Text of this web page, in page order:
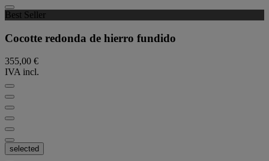
Best Seller
Cocotte redonda de hierro fundido
355,00 €
IVA incl.
selected